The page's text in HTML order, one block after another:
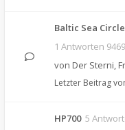
Baltic Sea
1 Antworten
von Der Sterni,
Letzter Beitrag
HP700 5